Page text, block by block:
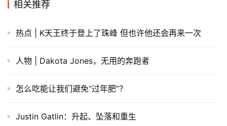
相关推荐
热点 | K天王终于登上了珠峰 但也许他还会再来一次
人物 | Dakota Jones，无用的奔跑者
怎么吃能让我们避免“过年肥”？
Justin Gatlin：升起、坠落和重生